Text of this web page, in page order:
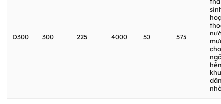
D300 300 225 4000 50 575
cho
ngõ
khu
nhỏ